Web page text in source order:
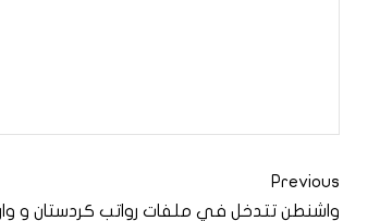
Previous
واشنطن تتدخل في ملفات رواتب كردستان و